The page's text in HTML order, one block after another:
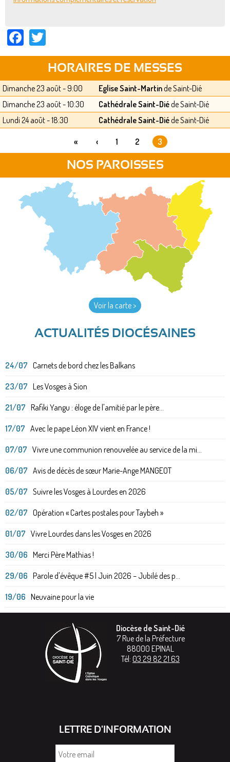
Facebook
HORAIRES DE MESSES
Dimanche 23 août - 9:00 Eglise Saint-Martinde Saint-Dié
Dimanche 23 août - 10:30
Cathédrale Saint-Diéde Saint-Dié
Lundi 24 août - 18:30
Cathédrale Saint-Diéde Saint-Dié
« ‹ 1 2 3
NOS PAROISSES
Voir la carte >
ACTUALITÉS DIOCÉSAINES
24/07 Carnets de bord chez les Balkans
23/07 Les Vosges à Sion
21/07 Rafiki Yangu : éloge de l'amitié par le père...
17/07 Avec le pape Léon XIV vient en France !
07/07 Vivre une communion renouvelée au service de la mi...
06/07 Avis de décès de sœur Marie-Ange MANGEOT
05/07 Suivre les Vosges à Lourdes en 2026
02/07 Opération « Cartes postales pour Taybeh »
01/07 Vivre Lourdes dans les Vosges en 2026
30/06 Merci Père Mathias !
29/06 Parole d'évêque #5 | Juin 2026 – Jubilé des p...
19/06 Neuvaine pour la vie
Diocèse de Saint-Dié
7 Rue de la Préfecture
88000 EPINAL
Tél: 03 29 82 21 63
LETTRE D'INFORMATION